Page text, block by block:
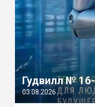
Гудвилл №
03.08.2026